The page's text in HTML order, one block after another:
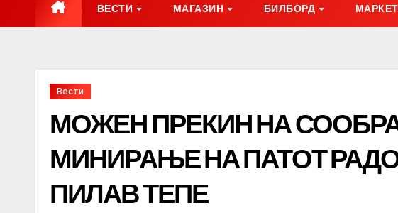
ВЕСТИ МАГАЗИН БИЛБОРД
Вести
МОЖЕН ПРЕКИН НА
МИНИРАЊЕ НА ПАТОТ
ПИЛАВ ТЕПЕ